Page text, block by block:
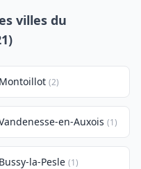
villes du
Montoillot (2)
en-Auxois (1)
Bussy-la-Pesle (1)